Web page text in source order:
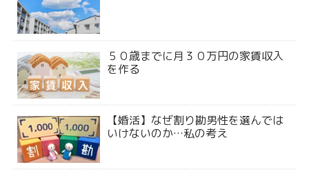
５０歳までに月３０万円の家賃収入
を作る
【婚活】なぜ割り勘男性を選んでは
いけないのか…私の考え